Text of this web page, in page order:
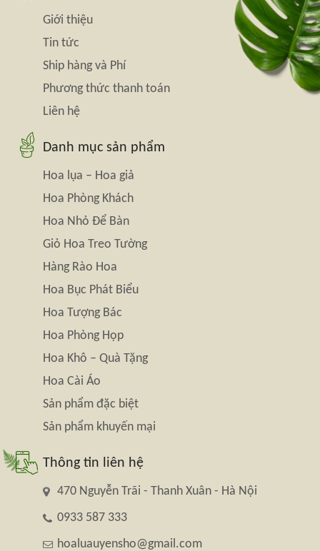
Giới thiệu
Tin tức
Ship hàng và Phí
Phương thức thanh toán
Liên hệ
Danh mục sản phẩm
Hoa lụa – Hoa giả
Hoa Phòng Khách
Hoa Nhỏ Để Bàn
Giỏ Hoa Treo Tường
Hàng Rào Hoa
Hoa Bục Phát Biểu
Hoa Tượng Bác
Hoa Phòng Họp
Hoa Khô – Quà Tặng
Hoa Cài Áo
Sản phẩm đặc biệt
Sản phẩm khuyến mại
Thông tin liên hệ
470 Nguyễn Trãi - Thanh Xuân - Hà Nội
0933 587 333
hoaluauyensho@gmail.com